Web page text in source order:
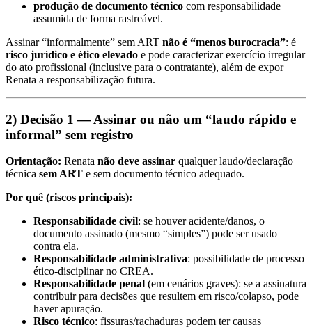
produção de documento técnico com responsabilidade
assumida de forma rastreável.
Assinar “informalmente” sem ART não é “menos burocracia”: é
risco jurídico e ético elevado e pode caracterizar exercício irregular
do ato profissional (inclusive para o contratante), além de expor
Renata a responsabilização futura.
2) Decisão 1 — Assinar ou não um “laudo rápido e
informal” sem registro
Orientação: Renata não deve assinar qualquer laudo/declaração
técnica sem ART e sem documento técnico adequado.
Por quê (riscos principais):
Responsabilidade civil: se houver acidente/danos, o
documento assinado (mesmo “simples”) pode ser usado
contra ela.
Responsabilidade administrativa: possibilidade de processo
ético-disciplinar no CREA.
Responsabilidade penal (em cenários graves): se a assinatura
contribuir para decisões que resultem em risco/colapso, pode
haver apuração.
Risco técnico: fissuras/rachaduras podem ter causas